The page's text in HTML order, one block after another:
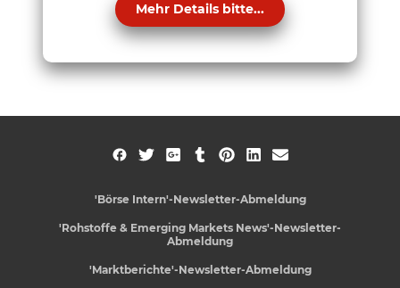
Mehr Details bitte...
'Börse Intern'-Newsletter-Abmeldung
'Rohstoffe & Emerging Markets News'-Newsletter-
Abmeldung
'Marktberichte'-Newsletter-Abmeldung